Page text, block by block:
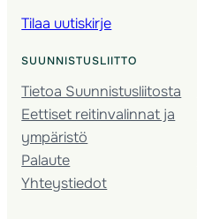
Tilaa uutiskirje
SUUNNISTUSLIITTO
Tietoa Suunnistusliitosta
Eettiset reitinvalinnat ja
ympäristö
Palaute
Yhteystiedot